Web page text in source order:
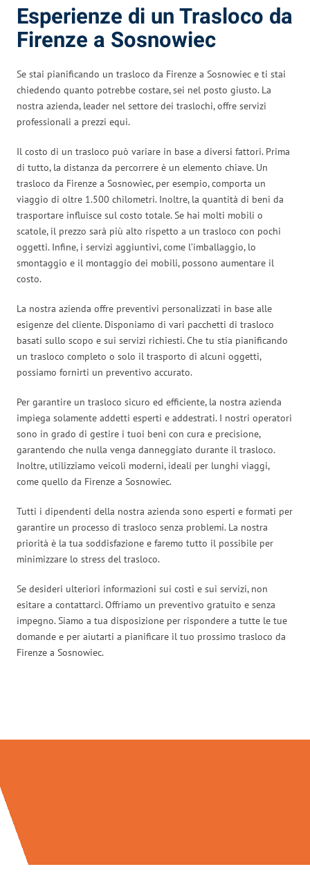
Esperienze di un Trasloco da
Firenze a Sosnowiec
Se stai pianificando un trasloco da Firenze a Sosnowiec e ti stai
chiedendo quanto potrebbe costare, sei nel posto giusto. La
nostra azienda, leader nel settore dei traslochi, offre servizi
professionali a prezzi equi.
Il costo di un trasloco può variare in base a diversi fattori. Prima
di tutto, la distanza da percorrere è un elemento chiave. Un
trasloco da Firenze a Sosnowiec, per esempio, comporta un
viaggio di oltre 1.500 chilometri. Inoltre, la quantità di beni da
trasportare influisce sul costo totale. Se hai molti mobili o
scatole, il prezzo sarà più alto rispetto a un trasloco con pochi
oggetti. Infine, i servizi aggiuntivi, come l’imballaggio, lo
smontaggio e il montaggio dei mobili, possono aumentare il
costo.
La nostra azienda offre preventivi personalizzati in base alle
esigenze del cliente. Disponiamo di vari pacchetti di trasloco
basati sullo scopo e sui servizi richiesti. Che tu stia pianificando
un trasloco completo o solo il trasporto di alcuni oggetti,
possiamo fornirti un preventivo accurato.
Per garantire un trasloco sicuro ed efficiente, la nostra azienda
impiega solamente addetti esperti e addestrati. I nostri operatori
sono in grado di gestire i tuoi beni con cura e precisione,
garantendo che nulla venga danneggiato durante il trasloco.
Inoltre, utilizziamo veicoli moderni, ideali per lunghi viaggi,
come quello da Firenze a Sosnowiec.
Tutti i dipendenti della nostra azienda sono esperti e formati per
garantire un processo di trasloco senza problemi. La nostra
priorità è la tua soddisfazione e faremo tutto il possibile per
minimizzare lo stress del trasloco.
Se desideri ulteriori informazioni sui costi e sui servizi, non
esitare a contattarci. Offriamo un preventivo gratuito e senza
impegno. Siamo a tua disposizione per rispondere a tutte le tue
domande e per aiutarti a pianificare il tuo prossimo trasloco da
Firenze a Sosnowiec.